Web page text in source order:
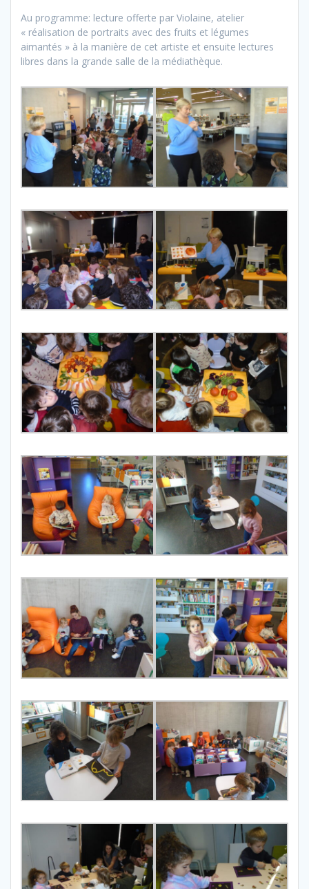
Au programme: lecture offerte par Violaine, atelier
« réalisation de portraits avec des fruits et légumes
aimantés » à la manière de cet artiste et ensuite lectures
libres dans la grande salle de la médiathèque.